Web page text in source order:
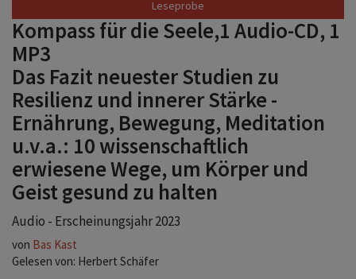
Kompass für die Seele,1 Audio-CD, 1
MP3
Das Fazit neuester Studien zu
Resilienz und innerer Stärke -
Ernährung, Bewegung, Meditation
u.v.a.: 10 wissenschaftlich
erwiesene Wege, um Körper und
Geist gesund zu halten
Audio - Erscheinungsjahr 2023
von Bas Kast
Gelesen von: Herbert Schäfer